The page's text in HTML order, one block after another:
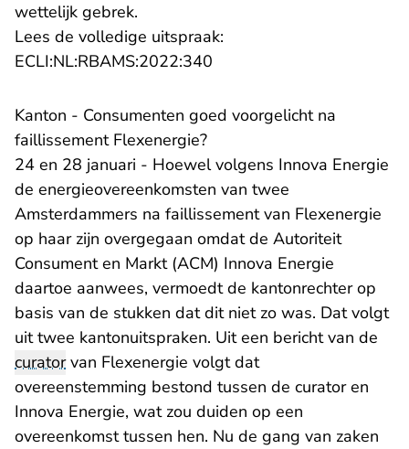
wettelijk gebrek.
Lees de volledige uitspraak:
ECLI:NL:RBAMS:2022:340
Kanton - Consumenten goed voorgelicht na
faillissement Flexenergie?
24 en 28 januari - Hoewel volgens Innova Energie
de energieovereenkomsten van twee
Amsterdammers na faillissement van Flexenergie
op haar zijn overgegaan omdat de Autoriteit
Consument en Markt (ACM) Innova Energie
daartoe aanwees, vermoedt de kantonrechter op
basis van de stukken dat dit niet zo was. Dat volgt
uit twee kantonuitspraken. Uit een bericht van de
curatorvan Flexenergie volgt dat
overeenstemming bestond tussen de curator en
Innova Energie, wat zou duiden op een
overeenkomst tussen hen. Nu de gang van zaken